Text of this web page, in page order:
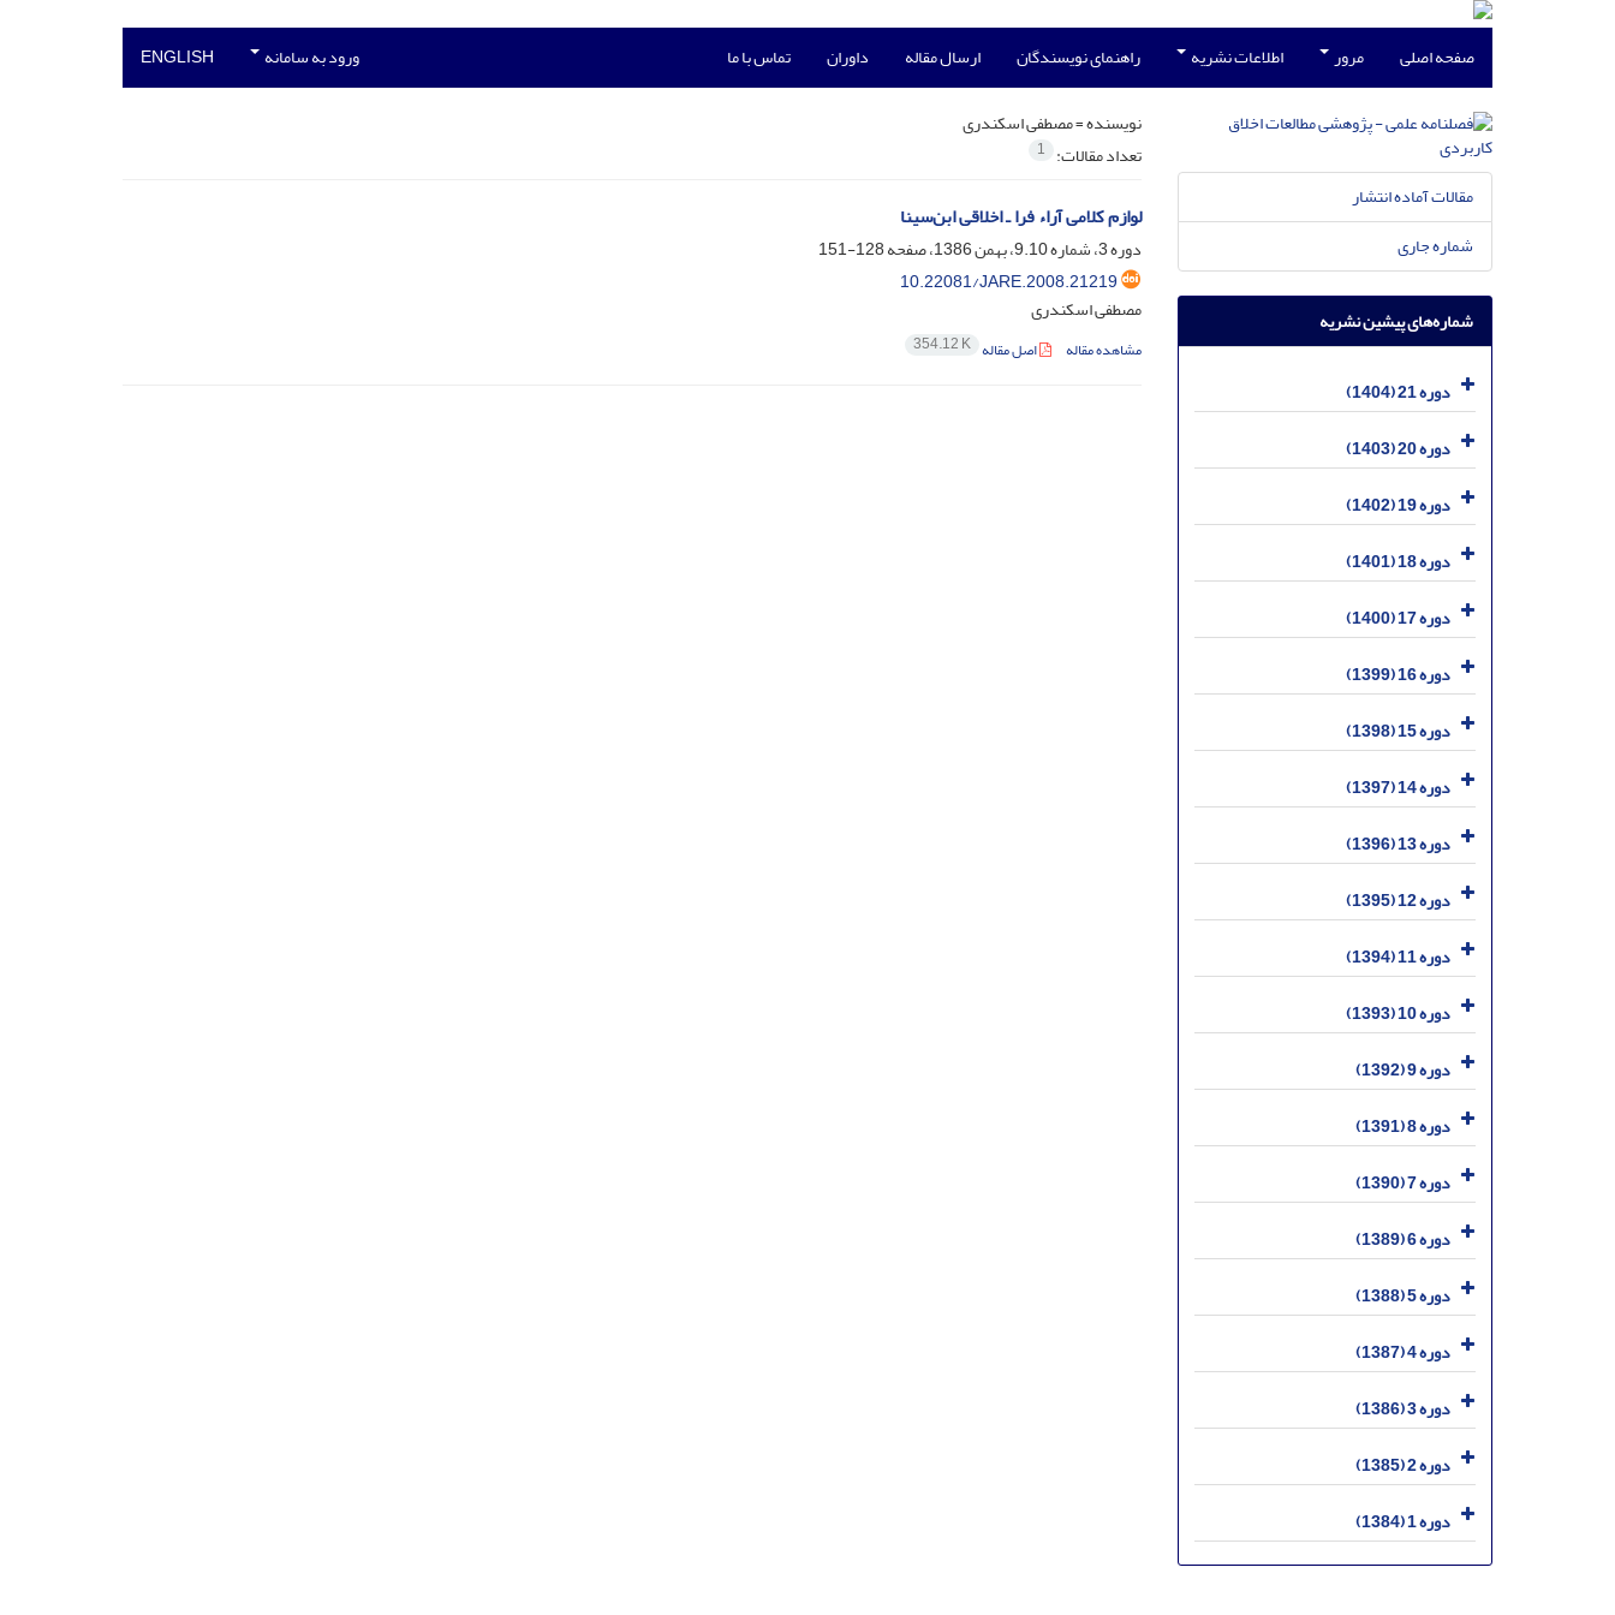
صفحه اصلی مرور اطلاعات نشریه راهنمای نویسندگان ارسال مقاله داوران تماس با ما ورود به سامانه ENGLISH
نویسنده =مصطفی اسکندری
تعداد مقالات: 1
لوازم کلامی آراء فرا ـ اخلاقی ابن‌سینا
دوره 3، شماره 9.10، بهمن 1386، صفحه
128-151
10.22081/JARE.2008.21219
مصطفی اسکندری
مشاهده مقاله اصل مقاله 354.12 K
مقالات آماده انتشار
شماره جاری
شماره‌های پیشین نشریه
دوره 21 (1404)
دوره 20 (1403)
دوره 19 (1402)
دوره 18 (1401)
دوره 17 (1400)
دوره 16 (1399)
دوره 15 (1398)
دوره 14 (1397)
دوره 13 (1396)
دوره 12 (1395)
دوره 11 (1394)
دوره 10 (1393)
دوره 9 (1392)
دوره 8 (1391)
دوره 7 (1390)
دوره 6 (1389)
دوره 5 (1388)
دوره 4 (1387)
دوره 3 (1386)
دوره 2 (1385)
دوره 1 (1384)